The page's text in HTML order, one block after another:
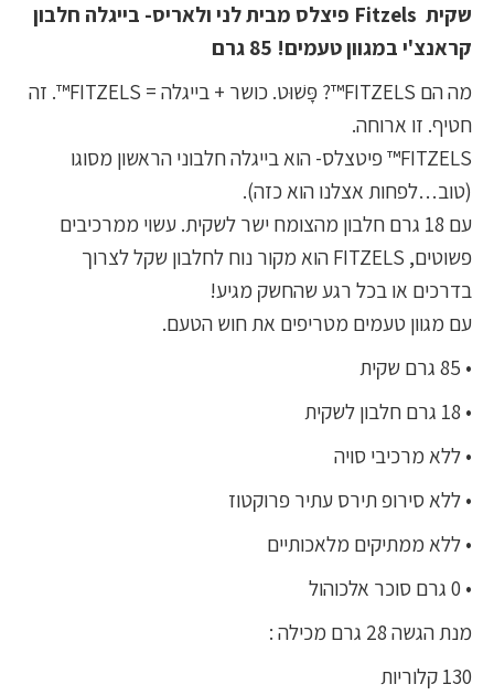
שקית Fitzels פיצלס מבית לני ולאריס- בייגלה חלבון
קראנצ'י במגוון טעמים! 85 גרם
מה הם FITZELS™? פָּשׁוּט. כושר + בייגלה = FITZELS™. זה
חטיף. זו ארוחה.
FITZELS™ פיטצלס- הוא בייגלה חלבוני הראשון מסוגו
(טוב…לפחות אצלנו הוא כזה).
עם 18 גרם חלבון מהצומח ישר לשקית. עשוי ממרכיבים
פשוטים, FITZELS הוא מקור נוח לחלבון שקל לצרוך
בדרכים או בכל רגע שהחשק מגיע!
עם מגוון טעמים מטריפים את חוש הטעם.
• 85 גרם שקית
• 18 גרם חלבון לשקית
• ללא מרכיבי סויה
• ללא סירופ תירס עתיר פרוקטוז
• ללא ממתיקים מלאכותיים
• 0 גרם סוכר אלכוהול
מנת הגשה 28 גרם מכילה :
130 קלוריות